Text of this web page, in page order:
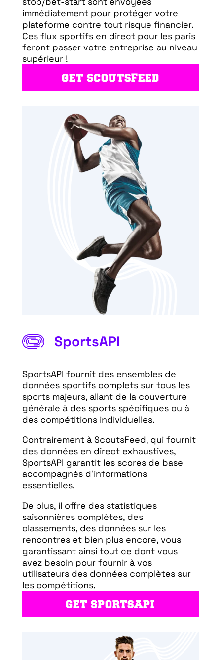
immédiatement pour protéger votre
plateforme contre tout risque financier.
Ces flux sportifs en direct pour les paris
feront passer votre entreprise au niveau
supérieur !
GET SCOUTSFEED
SportsAPI
SportsAPI fournit des ensembles de
données sportifs complets sur tous les
sports majeurs, allant de la couverture
générale à des sports spécifiques ou à
des compétitions individuelles.
Contrairement à ScoutsFeed, qui fournit
des données en direct exhaustives,
SportsAPI garantit les scores de base
accompagnés d'informations
essentielles.
De plus, il offre des statistiques
saisonnières complètes, des
classements, des données sur les
rencontres et bien plus encore, vous
garantissant ainsi tout ce dont vous
avez besoin pour fournir à vos
utilisateurs des données complètes sur
les compétitions.
GET SPORTSAPI